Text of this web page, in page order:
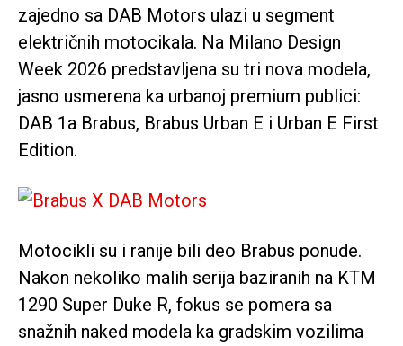
zajedno sa DAB Motors ulazi u segment
električnih motocikala. Na Milano Design
Week 2026 predstavljena su tri nova modela,
jasno usmerena ka urbanoj premium publici:
DAB 1a Brabus, Brabus Urban E i Urban E First
Edition.
Motocikli su i ranije bili deo Brabus ponude.
Nakon nekoliko malih serija baziranih na KTM
1290 Super Duke R, fokus se pomera sa
snažnih naked modela ka gradskim vozilima